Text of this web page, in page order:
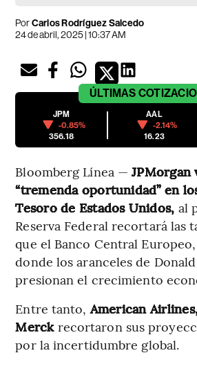
PorCarlos Rodríguez Salcedo
24 de abril, 2025 | 10:37 AM
ÚLTIMAS
JPM
-0.85%
356.18
AAL
-2.14%
16.23
Bloomberg Línea —JPMorgan
“tremenda oportunidad” en
Tesoro de Estados Unidos, al
Reserva Federal recortará las
que el Banco Central
donde los aranceles de
presionan el crecimiento
Entre tanto,American
Merckrecortaron sus
por la incertidumbre global.